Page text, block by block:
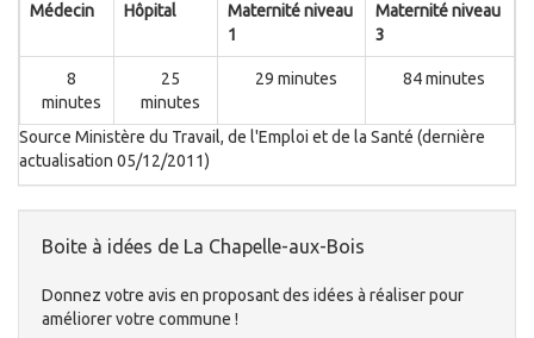
Médecin Hôpital
Maternité niveau
1
Maternité niveau
3
8
minutes
25
minutes
29 minutes 84 minutes
Source Ministère du Travail, de l'Emploi et de la Santé (dernière
actualisation 05/12/2011)
Boite à idées de La Chapelle-aux-Bois
Donnez votre avis en proposant des idées à réaliser pour
améliorer votre commune !